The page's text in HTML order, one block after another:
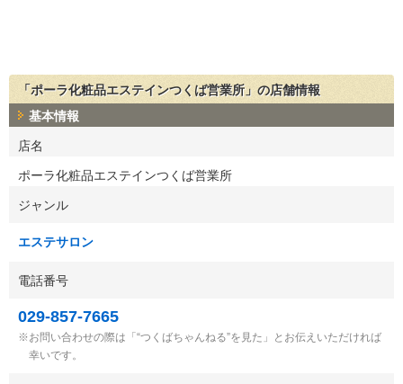
「ポーラ化粧品エステインつくば営業所」の店舗情報
基本情報
店名
ポーラ化粧品エステインつくば営業所
ジャンル
エステサロン
電話番号
029-857-7665
お問い合わせの際は「“つくばちゃんねる”を見た」とお伝えいただければ
幸いです。